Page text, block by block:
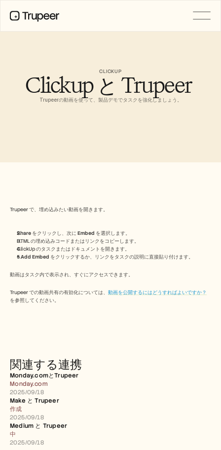
CLICKUP
Clickup と Trupeer
Trupeerの動画を使って、製品デモでタスクを強化しましょう。
Trupeer で、埋め込みたい動画を開きます。
Share をクリックし、次に Embed を選択します。
HTML の埋め込みコードまたはリンクをコピーします。
ClickUp のタスクまたはドキュメントを開きます。
+ Add Embed をクリックするか、リンクをタスクの説明に直接貼り付けます。
動画はタスク内で表示され、すぐにアクセスできます。
Trupeer での動画共有の有効化については、 動画を公開するにはどうすればよいですか？
を参照してください。
関連する連携
Monday.comとTrupeer
Monday.com
2025/09/18
Make と Trupeer
作成
2025/09/18
Medium と Trupeer
中
2025/09/18
お客様の事例
ヘルプセンター
料金
採用情報
ナレッジベース
AIアバター
Industry
よくある質問
Announcement
Partner Program
ユースケース
セールスイネーブルメント
プリセールス
プロダクトマーケティング